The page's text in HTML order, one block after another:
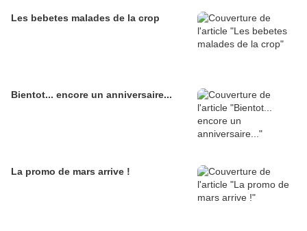
Les bebetes malades de la crop
Bientot... encore un anniversaire...
La promo de mars arrive !